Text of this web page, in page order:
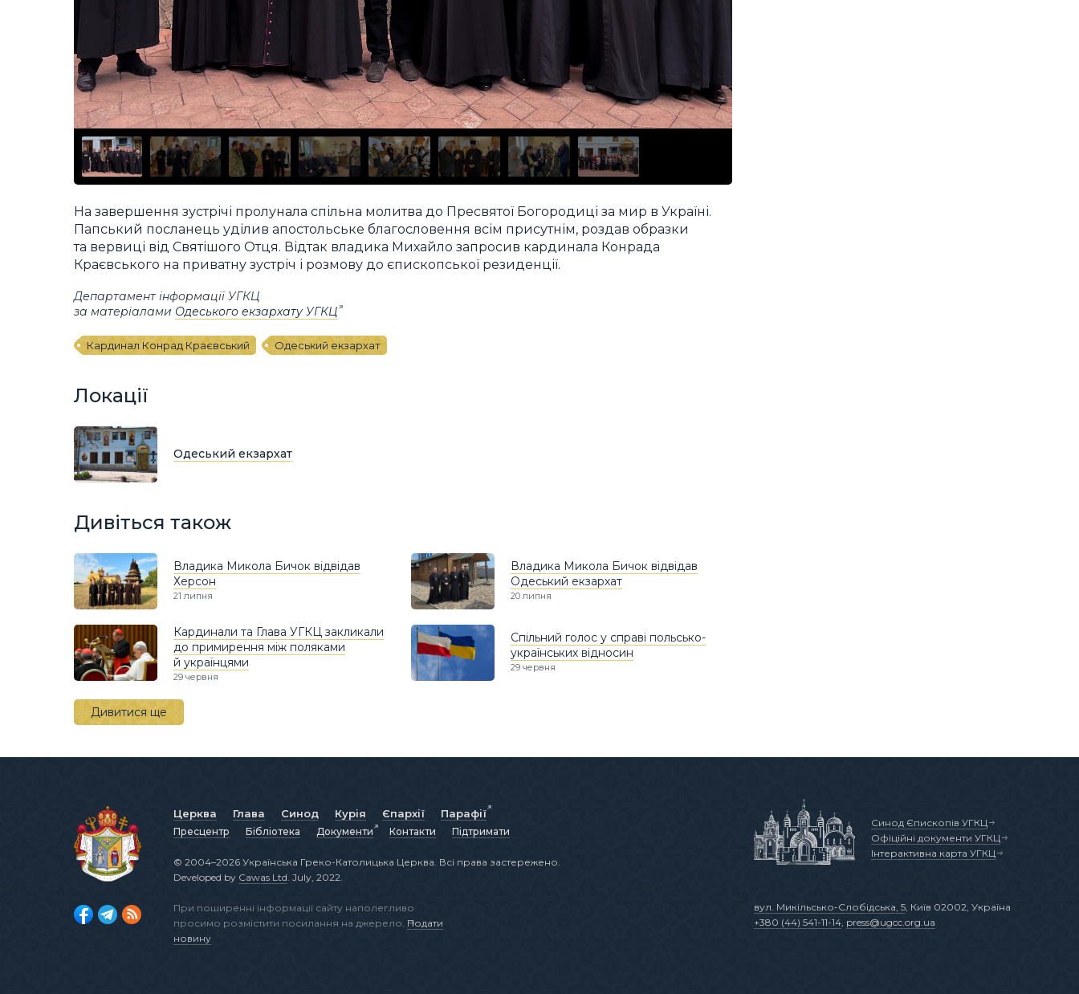
На завершення зустрічі пролунала спільна молитва до Пресвятої Богородиці за мир в Україні.
Папський посланець уділив апостольське благословення всім присутнім, роздав образки
та вервиці від Святішого Отця. Відтак владика Михайло запросив кардинала Конрада
Краєвського на приватну зустріч і розмову до єпископської резиденції.
Департамент інформації УГКЦ
за матеріалами Одеського екзархату УГКЦ
Кардинал Конрад Краєвський Одеський екзархат
Локації
Одеський екзархат
Дивіться також
Владика Микола Бичок відвідав
Херсон
21 липня
Владика Микола Бичок відвідав
Одеський екзархат
20 липня
Кардинали та Глава УГКЦ закликали
до примирення між поляками
й українцями
29 червня
Спільний голос у справі польсько-
українських відносин
29 червня
Дивитися ще
Церква Глава Синод Курія Єпархії Парафії
Пресцентр Бібліотека Документи Контакти Підтримати
вул. Микільсько-Слобідська, 5, Київ 02002, Україна
+380 (44) 541-11-14, press@ugcc.org.ua
Синод Єпископів УГКЦ
Офіційні документи УГКЦ
Інтерактивна карта УГКЦ
© 2004–2026 Українська Греко-Католицька Церква. Всі права застережено.
Developed by Cawas Ltd . July, 2022.
При поширенні інформації сайту наполегливо
просимо розмістити посилання на джерело. Подати
новину